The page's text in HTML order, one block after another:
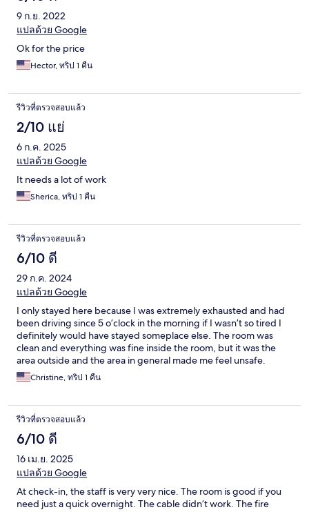
9 ก.ย. 2022
แปลด้วย Google
Ok for the price
Hector, ทริป 1 คืน
รีวิวที่ตรวจสอบแล้ว
2/10 แย่
6 ก.ค. 2025
แปลด้วย Google
It needs a lot of work
Sherica, ทริป 1 คืน
รีวิวที่ตรวจสอบแล้ว
6/10 ดี
29 ก.ค. 2024
แปลด้วย Google
I only stayed here because I was extremely exhausted and had
been driving since 5 o’clock in the morning if I wasn’t so tired I
definitely would have stayed someplace else. The room was
clean and everything was fine inside the room, but it was the
area outside and the area in general made me feel unsafe.
Christine, ทริป 1 คืน
รีวิวที่ตรวจสอบแล้ว
6/10 ดี
16 เม.ย. 2025
แปลด้วย Google
At check-in, the staff is very very nice. The room is good if you
need just a quick overnight. The cable didn’t work. The fire